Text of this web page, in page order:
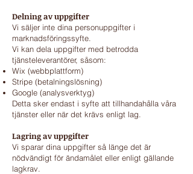
Delning av uppgifter
Vi säljer inte dina personuppgifter i
marknadsföringssyfte.
Vi kan dela uppgifter med betrodda
tjänsteleverantörer, såsom:
Wix (webbplattform)
Stripe (betalningslösning)
Google (analysverktyg)
Detta sker endast i syfte att tillhandahålla våra
tjänster eller när det krävs enligt lag.
Lagring av uppgifter
Vi sparar dina uppgifter så länge det är
nödvändigt för ändamålet eller enligt gällande
lagkrav.